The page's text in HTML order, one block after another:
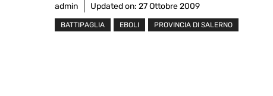
admin Updated on: 27 Ottobre 2009
BATTIPAGLIA EBOLI PROVINCIA DI SALERNO